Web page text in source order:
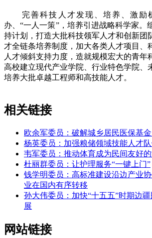
完善科技人才发现、培养、激励
办、“一人一策”，培养引进战略科学家。
持计划，打造大批科技领军人才和创新团
才全链条培养制度，加大各类人才项目、
人才倾斜支持力度，造就规模宏大的青年
高校建立现代产业学院、行业特色学院、
培养大批卓越工程师和高技能人才。
相关链接
欧余军委员：破解城乡居民医保基
杨英委员：加强粮储领域技能人才
韦军委员：推动体育成为民间友好
杜丽群委员：让护理服务“一键上门”
钱学明委员：高标准建设沿边产业
业在国内有序转移
孙大伟委员：加快“十五五”时期边
展
网站链接